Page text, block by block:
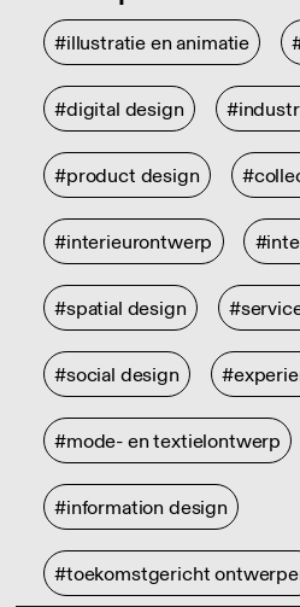
#illustratie en animatie
#digital design
#product design
#interieurontwerp
#spatial design
#social design
#mode- en textielontwerp
#information design
#toekomstgericht